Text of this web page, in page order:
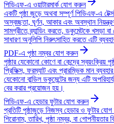
পিডিএফ-এ ওয়াটারমার্ক যোগ করুন
একটি পৃষ্ঠা জুড়ে অথবা সম্পূর্ণ পিডিএফ-এ
অস্বচ্ছতা, ঘূর্ণন, আকার এবং অবস্থান
সামগ্রীতে ব্র্যান্ডিং করতে, ডকুমেন্টকে খসড়া
সাধারণ অনুলিপি নিরুৎসাহিত করতে এটি
PDF-এ পৃষ্ঠা নম্বর যোগ করুন
পৃষ্ঠার যেকোনো কোণে বা কেন্দ্রে স্বয়ংক্রিয়
প্রিফিক্স, ফরম্যাট এবং প্রারম্ভিক মান
যেকোনো বান্ডিল ডকুমেন্টের জন্য এটি
বের করার প্রয়োজন হয়।
পিডিএফ-এ হেডার ফুটার যোগ করুন
প্রতিটি পৃষ্ঠাজুড়ে নিজস্ব হেডার ও ফুটার
শিরোনাম, তারিখ, পৃষ্ঠা নম্বর, বা গোপনীয়তার